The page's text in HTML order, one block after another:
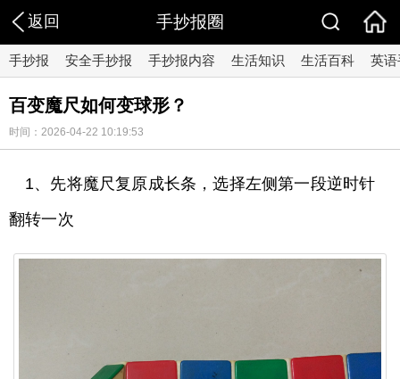
返回 手抄报圈
手抄报 安全手抄报 手抄报内容 生活知识 生活百科 英
百变魔尺如何变球形？
时间：2026-04-22 10:19:53
1、先将魔尺复原成长条，选择左侧第一段逆时针
翻转一次